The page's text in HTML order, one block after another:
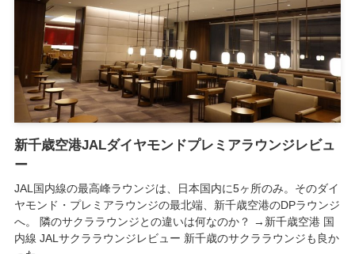
新千歳空港JALダイヤモンドプレミアラウンジレビュ
ー
JAL国内線の最高峰ラウンジは、日本国内に5ヶ所のみ。そのダイ
ヤモンド・プレミアラウンジの最北端、新千歳空港のDPラウンジ
へ。 隣のサクララウンジとの違いは何なのか？ →新千歳空港 国
内線 JALサクララウンジレビュー 新千歳のサクララウンジも良か